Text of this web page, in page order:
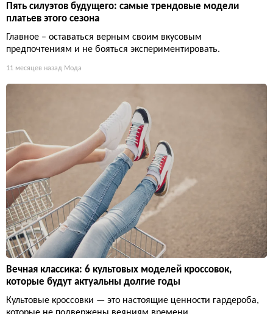
Пять силуэтов будущего: самые трендовые модели
платьев этого сезона
Главное – оставаться верным своим вкусовым
предпочтениям и не бояться экспериментировать.
11 месяцев назад Мода
Вечная классика: 6 культовых моделей кроссовок,
которые будут актуальны долгие годы
Культовые кроссовки — это настоящие ценности гардероба,